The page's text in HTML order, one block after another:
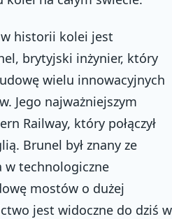
historii kolei jest
brytyjski inżynier, który
wielu innowacyjnych
Jego najważniejszym
Railway, który połączył
Brunel był znany ze
w technologiczne
mostów o dużej
jest widoczne do dziś w